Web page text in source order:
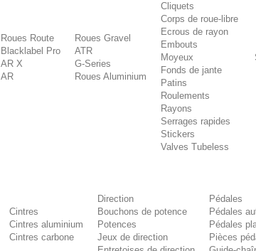
Roues Route
Blacklabel Pro
AR X
AR
Roues Gravel
ATR
G-Series
Roues Aluminium
Cliquets
Corps de roue-libre
Ecrous de rayon
Embouts
Moyeux
Fonds de jante
Patins
Roulements
Rayons
Serrages rapides
Stickers
Valves Tubeless
Cintres
Cintres aluminium
Cintres carbone
Direction
Bouchons de potence
Potences
Jeux de direction
Pédales
Pédales
Pédales
Pièces